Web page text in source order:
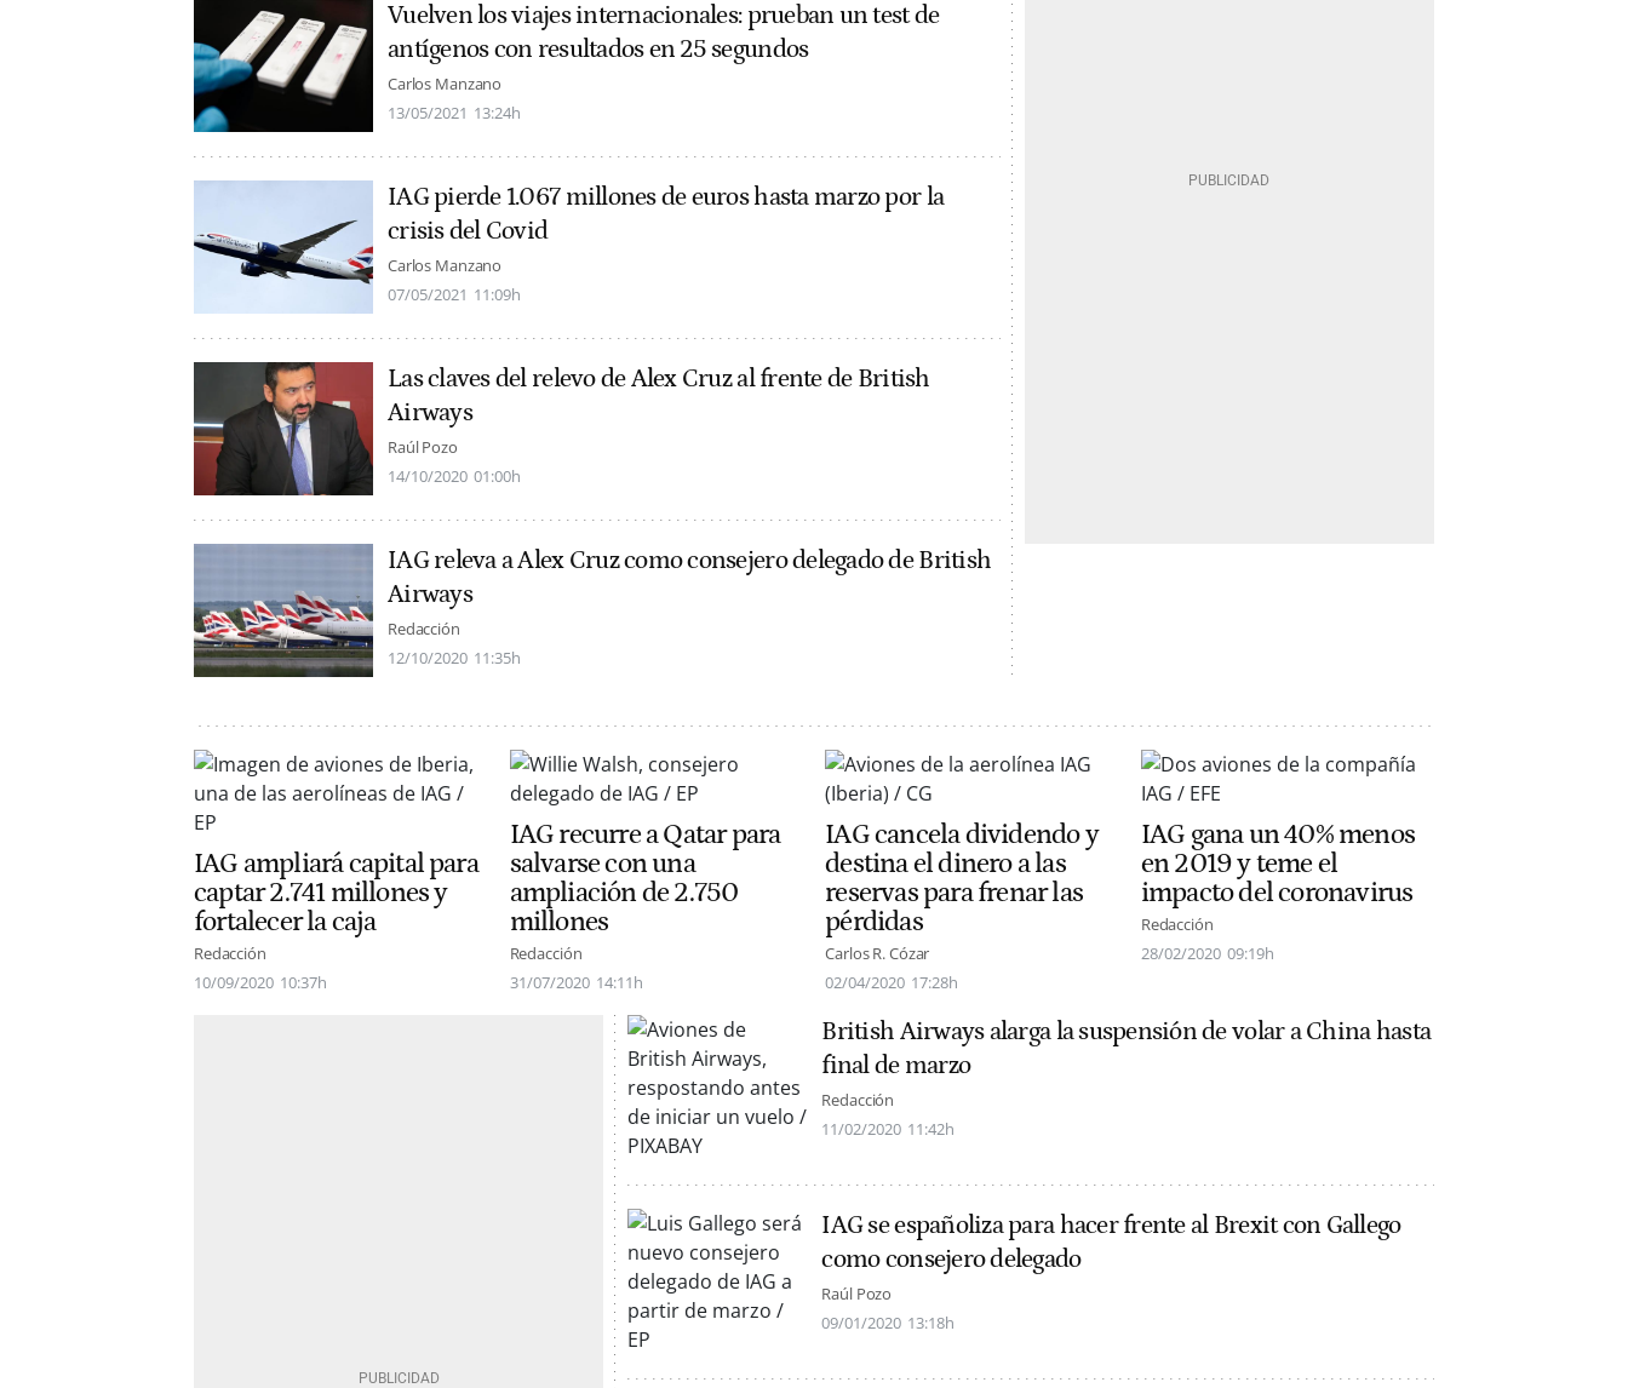
Vuelven los viajes internacionales: prueban un test de
antígenos con resultados en 25 segundos
Carlos Manzano
13/05/2021 13:24h
IAG pierde 1.067 millones de euros hasta marzo por la
crisis del Covid
Carlos Manzano
07/05/2021 11:09h
Las claves del relevo de Alex Cruz al frente de British
Airways
Raúl Pozo
14/10/2020 01:00h
IAG releva a Alex Cruz como consejero delegado de British
Airways
Redacción
12/10/2020 11:35h
IAG ampliará capital para
captar 2.741 millones y
fortalecer la caja
Redacción
10/09/2020 10:37h
IAG recurre a Qatar para
salvarse con una
ampliación de 2.750
millones
Redacción
31/07/2020 14:11h
IAG cancela dividendo y
destina el dinero a las
reservas para frenar las
pérdidas
Carlos R. Cózar
02/04/2020 17:28h
IAG gana un 40% menos
en 2019 y teme el
impacto del coronavirus
Redacción
28/02/2020 09:19h
British Airways alarga la suspensión de volar a China hasta
final de marzo
Redacción
11/02/2020 11:42h
IAG se españoliza para hacer frente al Brexit con Gallego
como consejero delegado
Raúl Pozo
09/01/2020 13:18h